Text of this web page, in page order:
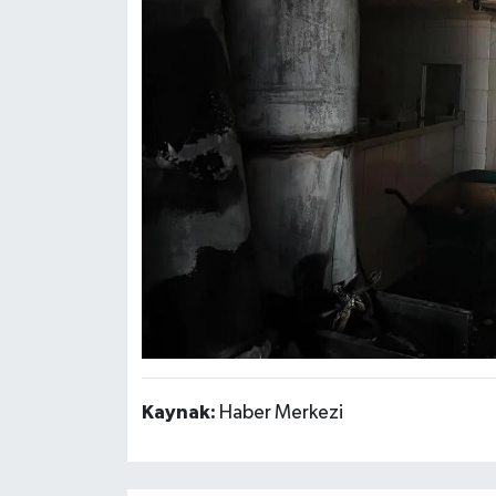
Kaynak: Haber Merkezi